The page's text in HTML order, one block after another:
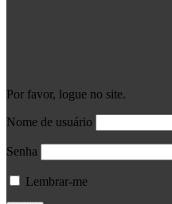
Por favor, logue no site.
Nome de usuário
Senha
Lembrar-me